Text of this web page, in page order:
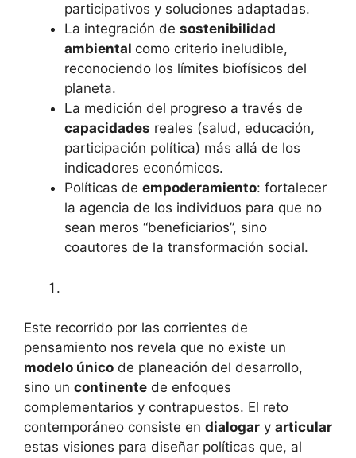
participativos y soluciones adaptadas.
La integración de sostenibilidad
ambiental como criterio ineludible,
reconociendo los límites biofísicos del
planeta.
La medición del progreso a través de
capacidades reales (salud, educación,
participación política) más allá de los
indicadores económicos.
Políticas de empoderamiento: fortalecer
la agencia de los individuos para que no
sean meros “beneficiarios”, sino
coautores de la transformación social.
Este recorrido por las corrientes de
pensamiento nos revela que no existe un
modelo único de planeación del desarrollo,
sino un continente de enfoques
complementarios y contrapuestos. El reto
contemporáneo consiste en dialogar y articular
estas visiones para diseñar políticas que, al